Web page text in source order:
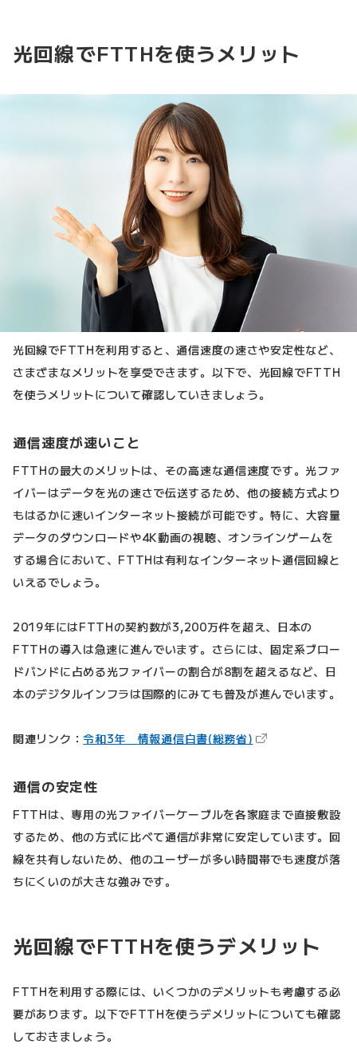
光回線でFTTHを使うメリット
光回線でFTTHを利用すると、通信速度の速さや安定性など、
さまざまなメリットを享受できます。以下で、光回線でFTTH
を使うメリットについて確認していきましょう。
通信速度が速いこと
FTTHの最大のメリットは、その高速な通信速度です。光ファ
イバーはデータを光の速さで伝送するため、他の接続方式より
もはるかに速いインターネット接続が可能です。特に、大容量
データのダウンロードや4K動画の視聴、オンラインゲームを
する場合において、FTTHは有利なインターネット通信回線と
いえるでしょう。
2019年にはFTTHの契約数が3,200万件を超え、日本の
FTTHの導入は急速に進んでいます。さらには、固定系ブロー
ドバンドに占める光ファイバーの割合が8割を超えるなど、日
本のデジタルインフラは国際的にみても普及が進んでいます。
関連リンク：令和3年 情報通信白書(総務省) （新しいタブで開
通信の安定性
FTTHは、専用の光ファイバーケーブルを各家庭まで直接敷設
するため、他の方式に比べて通信が非常に安定しています。回
線を共有しないため、他のユーザーが多い時間帯でも速度が落
ちにくいのが大きな強みです。
光回線でFTTHを使うデメリット
FTTHを利用する際には、いくつかのデメリットも考慮する必
要があります。以下でFTTHを使うデメリットについても確認
しておきましょう。